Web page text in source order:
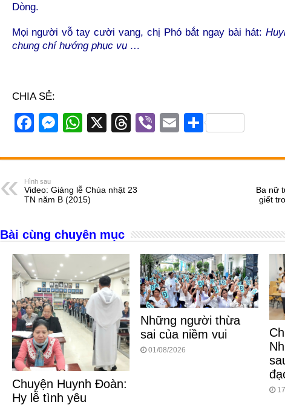
Dòng.
Mọi người vỗ tay cười vang, chị Phó bắt ngay bài hát:
chung chí hướng phục vụ …
CHIA SẺ:
F
c
e
b
o
k
M
ss
n
er
W
at
A
p
X T
e
d
Vi
er
E
ail
S
ar
Hình sau
Video: Giảng lễ Chúa nhật 23
TN năm B (2015)
Ba nữ
giết
Bài cùng chuyên mục
Chuyện Huynh Đoàn:
Hy lễ tình yêu
Những người thừa
sai của niềm vui
01/08/2026